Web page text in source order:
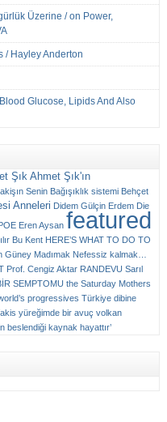
Üzerine / on Power,
/ Hayley Anderton
Glucose, Lipids And Also
Şık Ahmet Şık'ın
Senin Bağışıklık sistemi Behçet
Anneleri Didem Gülçin Erdem Die
Eren Aysan featured
Bu Kent HERE’S WHAT TO DO TO
Güney Madımak Nefessiz kalmak…
Prof. Cengiz Aktar RANDEVU Sarıl
SEMPTOMU the Saturday Mothers
progressives Türkiye dibine
yüreğimde bir avuç volkan
beslendiği kaynak hayattır’